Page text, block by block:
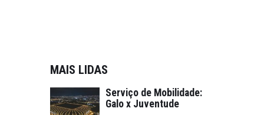
MAIS LIDAS
Serviço de Mobilidade:
Galo x Juventude